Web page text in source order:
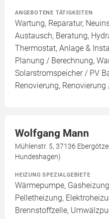
ANGEBOTENE TÄTIGKEITEN
Wartung, Reparatur,
Austausch, Beratung,
Thermostat, Anlage &
Planung / Berechnung,
Solarstromspeicher / PV
Renovierung,
Wolfgang Mann
Mühlenstr. 5, 37136
Hundeshagen)
HEIZUNG SPEZIALGEBIETE
Wärmepumpe,
Pelletheizung,
Brennstoffzelle,